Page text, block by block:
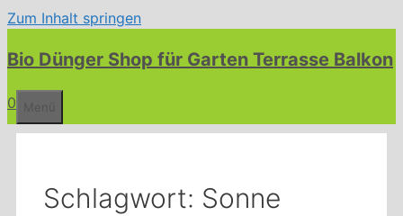
Zum Inhalt springen
Bio Dünger Shop für Garten Terrasse Balkon
0
Schlagwort: Sonne